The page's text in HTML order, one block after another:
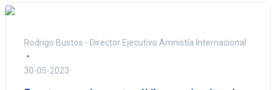
Rodrigo Bustos - Director Ejecutivo Amnistía Internacional
30-05-2023